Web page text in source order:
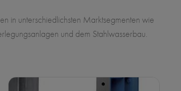
in unterschiedlichsten Marktsegmenten wie
und dem Stahlwasserbau.